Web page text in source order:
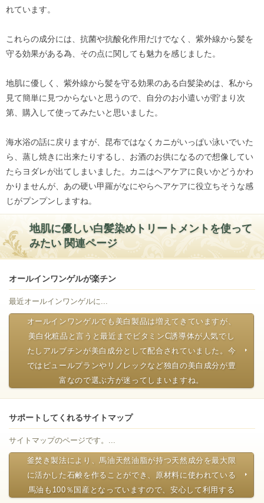
れています。
これらの成分には、抗菌や抗酸化作用だけでなく、紫外線から髪を
守る効果がある為、その点に関しても魅力を感じました。
地肌に優しく、紫外線から髪を守る効果のある白髪染めは、私から
見て簡単に見つからないと思うので、自分のお小遣いが貯まり次
第、購入して使ってみたいと思いました。
海水浴の話に戻りますが、昆布ではなくカニがいっぱい泳いでいた
ら、蒸し焼きに出来たりするし、お酒のお供になるので想像してい
たらヨダレが出てしまいました。カニはヘアケアに良いかどうかわ
かりませんが、あの硬い甲羅がなにやらヘアケアに役立ちそうな感
じがプンプンしますね。
地肌に優しい白髪染めトリートメントを使って
みたい 関連ページ
オールインワンゲルが楽チン
最近オールインワンゲルに...
オールインワンゲルでも美白製品は増えてきていますが、
美白化粧品と言うと最近までビタミンC誘導体が人気でし
たしアルブチンが美白成分として配合されていました。今
ではピュールプランやリノレックなど独自の美白成分が豊
富なので選ぶ方が迷ってしまいますね。
サポートしてくれるサイトマップ
サイトマップのページです。...
釜焚き製法により、馬油天然油脂が持つ天然成分を最大限
に活かした石鹸を作ることができ、原材料に使われている
馬油も100％国産となっていますので、安心して利用する